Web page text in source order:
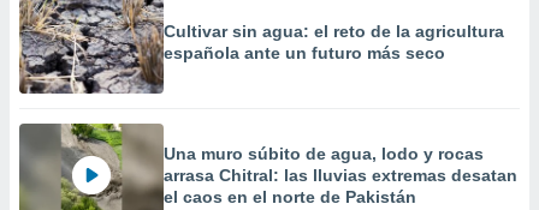
Cultivar sin agua: el reto de la agricultura
española ante un futuro más seco
Una muro súbito de agua, lodo y rocas
arrasa Chitral: las lluvias extremas desatan
el caos en el norte de Pakistán